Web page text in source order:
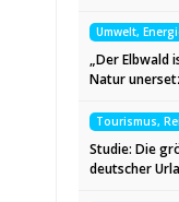
Umwelt,
„Der Elbwald
Natur
Tourismus,
Studie: Die
deutscher